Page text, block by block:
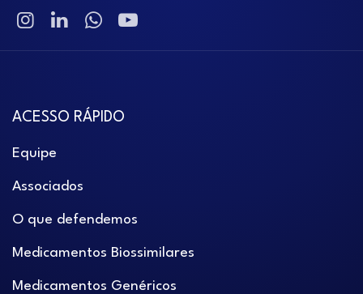
ACESSO RÁPIDO
Equipe
Associados
O que defendemos
Medicamentos Biossimilares
Medicamentos Genéricos